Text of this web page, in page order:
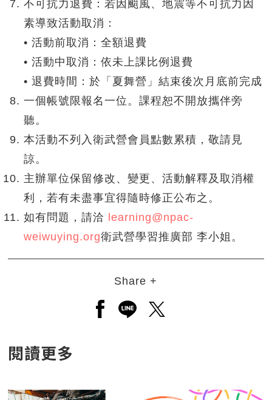
不可抗力退費：若因颱風、地震等不可抗力因
素導致活動取消：
• 活動前取消：全額退費
• 活動中取消：依未上課比例退費
• 退費時間：於「夏舞營」結束後次月底前完成
一個帳號限報名一位。課程恕不開放攜伴旁
聽。
本活動不列入衛武營會員點數累積，敬請見
諒。
主辦單位保留修改、變更、活動解釋及取消權
利，若有未盡事宜得隨時修正公布之。
如有問題，請洽
learning@npac-
weiwuying.org衛武營學習推廣部 李小姐。
Share +
另開新視窗分享至facebook
另開新視窗分享至line
另開新視窗分享至
閱讀更多